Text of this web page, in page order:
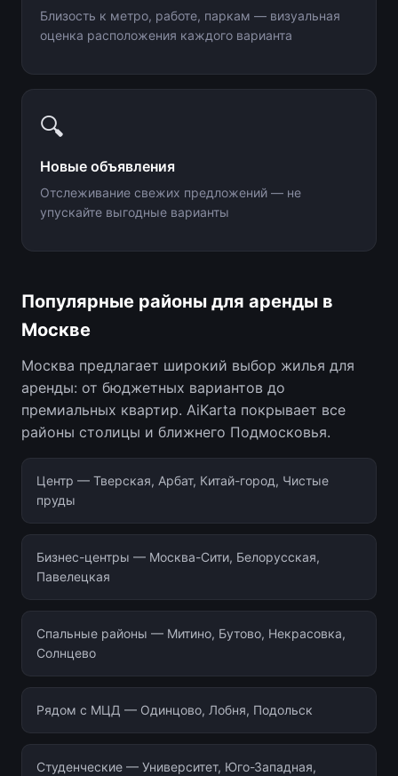
Близость к метро, работе, паркам — визуальная
оценка расположения каждого варианта
🔍
Новые объявления
Отслеживание свежих предложений — не
упускайте выгодные варианты
Популярные районы для аренды в
Москве
Москва предлагает широкий выбор жилья для
аренды: от бюджетных вариантов до
премиальных квартир. AiKarta покрывает все
районы столицы и ближнего Подмосковья.
Центр — Тверская, Арбат, Китай-город, Чистые
пруды
Бизнес-центры — Москва-Сити, Белорусская,
Павелецкая
Спальные районы — Митино, Бутово, Некрасовка,
Солнцево
Рядом с МЦД — Одинцово, Лобня, Подольск
Студенческие — Университет, Юго-Западная,